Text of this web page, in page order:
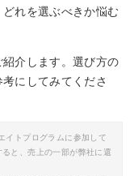
れを選ぶべきか悩む
介します。選び方の
にしてみてくださ
イトプログラムに参加して
と、売上の一部が弊社に還